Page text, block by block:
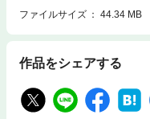
ファイルサイズ
44.34 MB
作品をシェアする